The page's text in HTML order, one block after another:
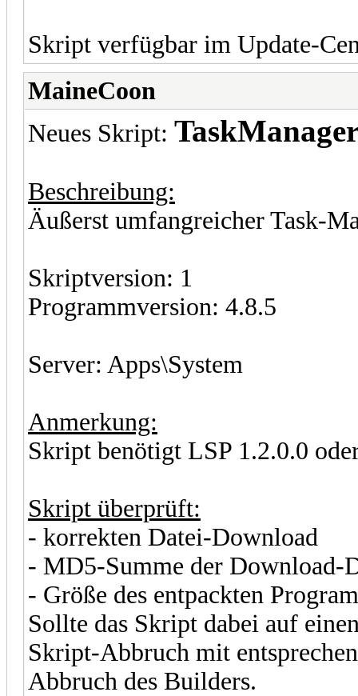
Skript verfügbar im Update-
MaineCoon
Neues Skript:
Beschreibung:
Äußerst umfangreicher Task-
Skriptversion: 1
Programmversion: 4.8.5
Server: Apps\System
Anmerkung:
Skript benötigt LSP 1.2.0.0
Skript überprüft:
- korrekten Datei-Download
- MD5-Summe der Download-
- Größe des entpackten
Sollte das Skript dabei auf
Skript-Abbruch mit
Abbruch des Builders.